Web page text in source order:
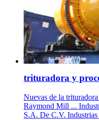
trituradora y
Nuevas de la
Raymond Mill ...
S.A. De C.V.